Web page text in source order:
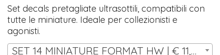
Set decals pretagliate ultrasottili, compatibili con
tutte le miniature. Ideale per collezionisti e
agonisti.
SET 14 MINIATURE FORMAT HW | € 11,00